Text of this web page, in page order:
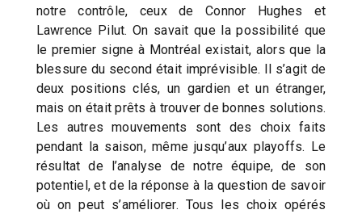
notre contrôle, ceux de Connor Hughes et
Lawrence Pilut. On savait que la possibilité que
le premier signe à Montréal existait, alors que la
blessure du second était imprévisible. Il s’agit de
deux positions clés, un gardien et un étranger,
mais on était prêts à trouver de bonnes solutions.
Les autres mouvements sont des choix faits
pendant la saison, même jusqu’aux playoffs. Le
résultat de l’analyse de notre équipe, de son
potentiel, et de la réponse à la question de savoir
où on peut s’améliorer. Tous les choix opérés